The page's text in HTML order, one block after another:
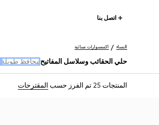
اتصل بنا
النساء اكسسوارات نسائية
حلي الحقائب وسلاسل المفاتيح محافظ طويلة
المنتجات 25 تم الفرز حسب المقترحات